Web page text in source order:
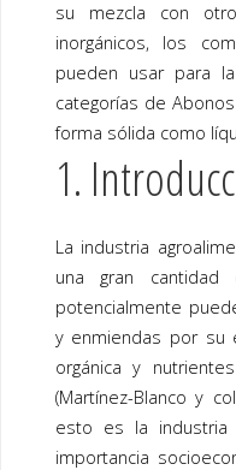
su mezcla con
inorgánicos, los
pueden usar para
categorías de
forma sólida como
1.
La industria
una gran cantidad
potencialmente
y enmiendas por su
orgánica y
(Martínez-Blanco y
esto es la
importancia